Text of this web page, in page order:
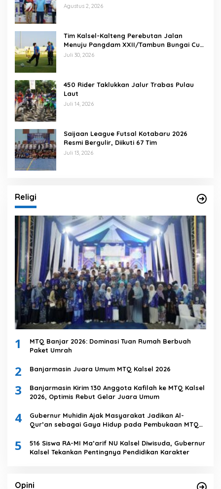
Agustus 2, 2026
Tim Kalsel-Kalteng Perebutan Jalan
Menuju Pangdam XXII/Tambun Bungai Cup
Banjarmasin
Juli 30, 2026
450 Rider Taklukkan Jalur Trabas Pulau
Laut
Juli 14, 2026
Saijaan League Futsal Kotabaru 2026
Resmi Bergulir, Diikuti 67 Tim
Juli 13, 2026
Religi
1
MTQ Banjar 2026: Dominasi Tuan Rumah Berbuah
Paket Umrah
2 Banjarmasin Juara Umum MTQ Kalsel 2026
3
Banjarmasin Kirim 130 Anggota Kafilah ke MTQ Kalsel
2026, Optimis Rebut Gelar Juara Umum
4
Gubernur Muhidin Ajak Masyarakat Jadikan Al-
Qur’an sebagai Gaya Hidup pada Pembukaan MTQ
5
516 Siswa RA-MI Ma’arif NU Kalsel Diwisuda, Gubernur
Kalsel Tekankan Pentingnya Pendidikan Karakter
Opini